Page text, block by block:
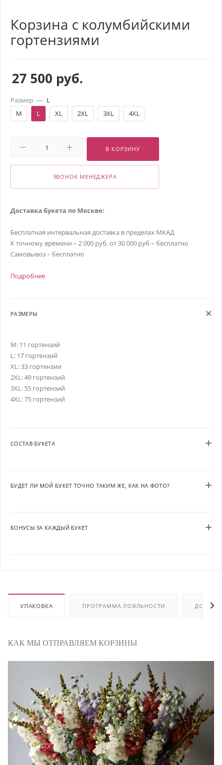
Корзина с колумбийскими
гортензиями
27 500 руб.
Размер — L
M
L XL 2XL 3XL 4XL
В КОРЗИНУ
ЗВОНОК МЕНЕДЖЕРА
Доставка букета по Москве:
Бесплатная интервальная доставка в пределах МКАД
К точному времени – 2 000 руб, от 30 000 руб – бесплатно
Самовывоз – бесплатно
Подробнее
РАЗМЕРЫ
M: 11 гортензий
L: 17 гортензий
XL: 33 гортензии
2XL: 49 гортензий
3XL: 55 гортензий
4XL: 75 гортензий
СОСТАВ БУКЕТА
БУДЕТ ЛИ МОЙ БУКЕТ ТОЧНО ТАКИМ ЖЕ, КАК НА ФОТО?
БОНУСЫ ЗА КАЖДЫЙ БУКЕТ
УПАКОВКА ПРОГРАММА ЛОЯЛЬНОСТИ
КАК МЫ ОТПРАВЛЯЕМ КОРЗИНЫ